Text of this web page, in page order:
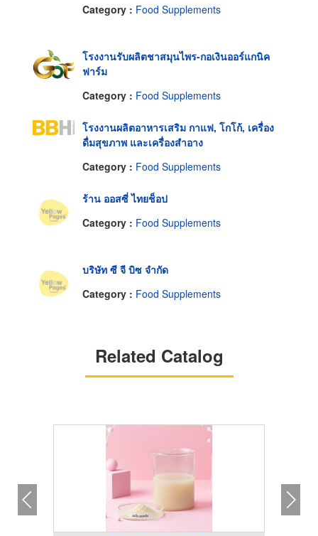
Category : Food Supplements
โรงงานรับผลิตชาสมุนไพร-กอเงินออร์แกนิค
ฟาร์ม
Category : Food Supplements
โรงงานผลิตอาหารเสริม กาแฟ, โกโก้, เครื่อง
ดื่มสุขภาพ และเครื่องสำอาง
Category : Food Supplements
ร้าน ออสซี่ ไทยช็อป
Category : Food Supplements
บริษัท ซี จี บิซ จำกัด
Category : Food Supplements
Related Catalog